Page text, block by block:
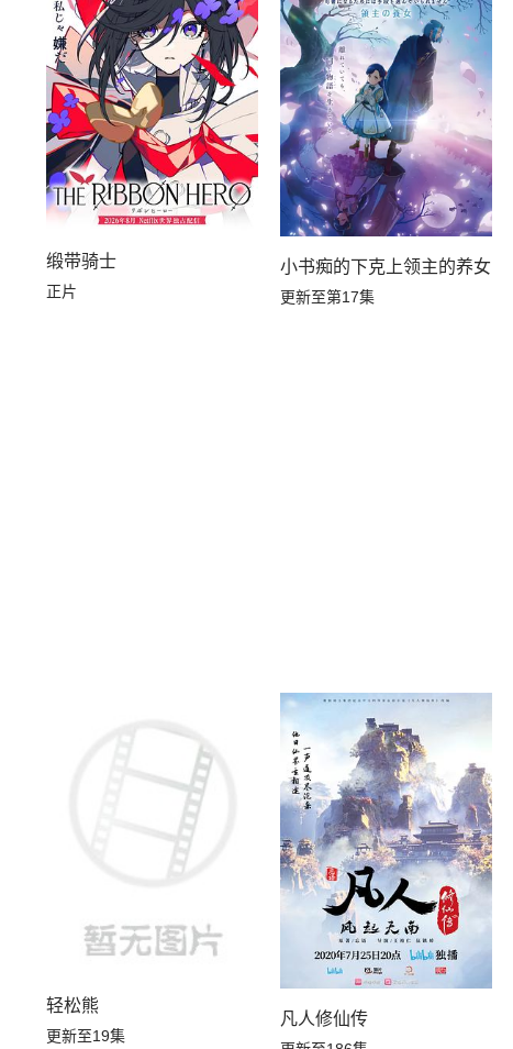
缎带骑士
正片
小书痴的下克上领主的养女
更新至第17集
轻松熊
更新至19集
凡人修仙传